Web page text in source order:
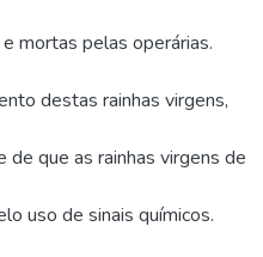
mortas pelas operárias.
destas rainhas virgens,
que as rainhas virgens de
uso de sinais químicos.